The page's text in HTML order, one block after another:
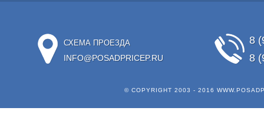
СХЕМА ПРОЕЗДА
INFO@POSADPRICEP.RU
8
8
© COPYRIGHT 2003 - 2016